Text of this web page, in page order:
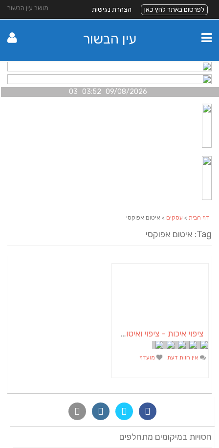
מושב עין הבשור לפרסום באתר לחץ כאן הצהרת נגישות
עין הבשור
09/08/2026 03:52 03
דף הבית > עסקים > איטום אפוקסי
Tag: איטום אפוקסי
ציפוי איכות – ציפוי ואיטום באפוקסי ופוליאוריטן
אין חוות דעת מועדף
חסויות במיקומים מתחלפים